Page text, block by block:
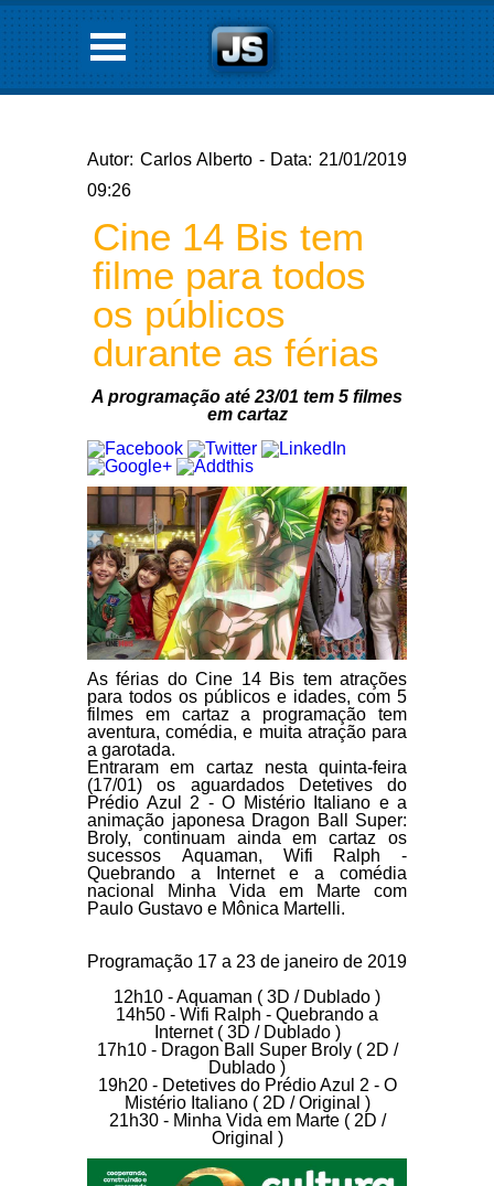
Autor: Carlos Alberto - Data: 21/01/2019
09:26
Cine 14 Bis tem
filme para todos
os públicos
durante as férias
A programação até 23/01 tem 5 filmes
em cartaz
As férias do Cine 14 Bis tem atrações
para todos os públicos e idades, com 5
filmes em cartaz a programação tem
aventura, comédia, e muita atração para
a garotada.
Entraram em cartaz nesta quinta-feira
(17/01) os aguardadosDetetives do
Prédio Azul 2 - O Mistério Italiano e a
animação japonesa Dragon Ball Super:
Broly, continuam ainda em cartaz os
sucessos Aquaman, Wifi Ralph -
Quebrando a Internete a comédia
nacional
Minha Vida em Marte com
Paulo Gustavo e Mônica Martelli.
Programação 17 a 23 de janeiro de 2019
12h10 - Aquaman ( 3D / Dublado )
14h50 - Wifi Ralph - Quebrando a
Internet ( 3D / Dublado )
17h10 - Dragon Ball Super Broly ( 2D /
Dublado )
19h20 - Detetives do Prédio Azul 2 - O
Mistério Italiano ( 2D / Original )
21h30 - Minha Vida em Marte ( 2D /
Original )